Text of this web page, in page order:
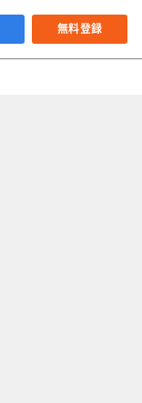
無料登録